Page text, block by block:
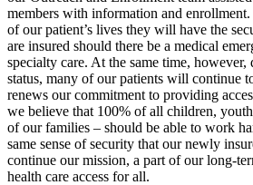
members with information and
of our patient’s lives they will have the
are insured should there be a medical
specialty care. At the same time,
status, many of our patients will continue
renews our commitment to providing
we believe that 100% of all children,
of our families – should be able to work
same sense of security that our newly
continue our mission, a part of our long-
health care access for all.